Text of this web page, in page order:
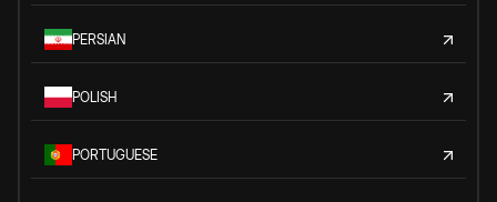
PERSIAN
POLISH
PORTUGUESE